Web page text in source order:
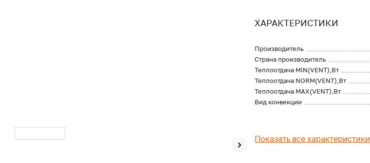
ХАРАКТЕРИСТИКИ
Производитель
Страна производитель
Теплоотдача MIN(VENT),Вт
Теплоотдача NORM(VENT),Вт
Теплоотдача MAX(VENT),Вт
Вид конвекции
Показать все характеристики